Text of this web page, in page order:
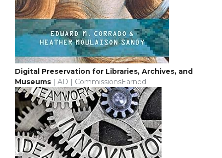
Digital Preservation for Libraries, Archives, and
Museums | AD | CommissionsEarned